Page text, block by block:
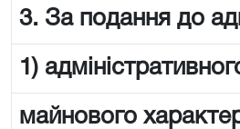
3. За подання до
1)
майнового